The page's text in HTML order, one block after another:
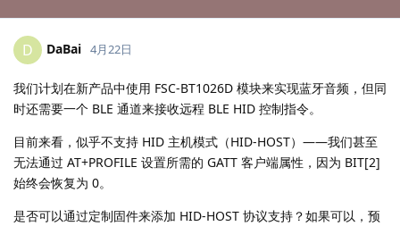
D DaBai 4月22日
我们计划在新产品中使用 FSC-BT1026D 模块来实现蓝牙音频，但同
时还需要一个 BLE 通道来接收远程 BLE HID 控制指令。
目前来看，似乎不支持 HID 主机模式（HID-HOST）——我们甚至
无法通过 AT+PROFILE 设置所需的 GATT 客户端属性，因为 BIT[2]
始终会恢复为 0。
是否可以通过定制固件来添加 HID-HOST 协议支持？如果可以，预